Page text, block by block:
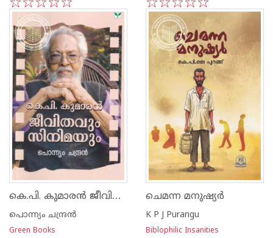
5
4
3
2
1 5
4
3
2
1
കെ.പി. കുമാരൻ ജീവിതവും സിനിമയും
പൊന്ന്യം ചന്ദ്രന്‍
Green Books
ചെമന്ന മനുഷ്യർ
K P J Purangu
Biblophilic Insanities